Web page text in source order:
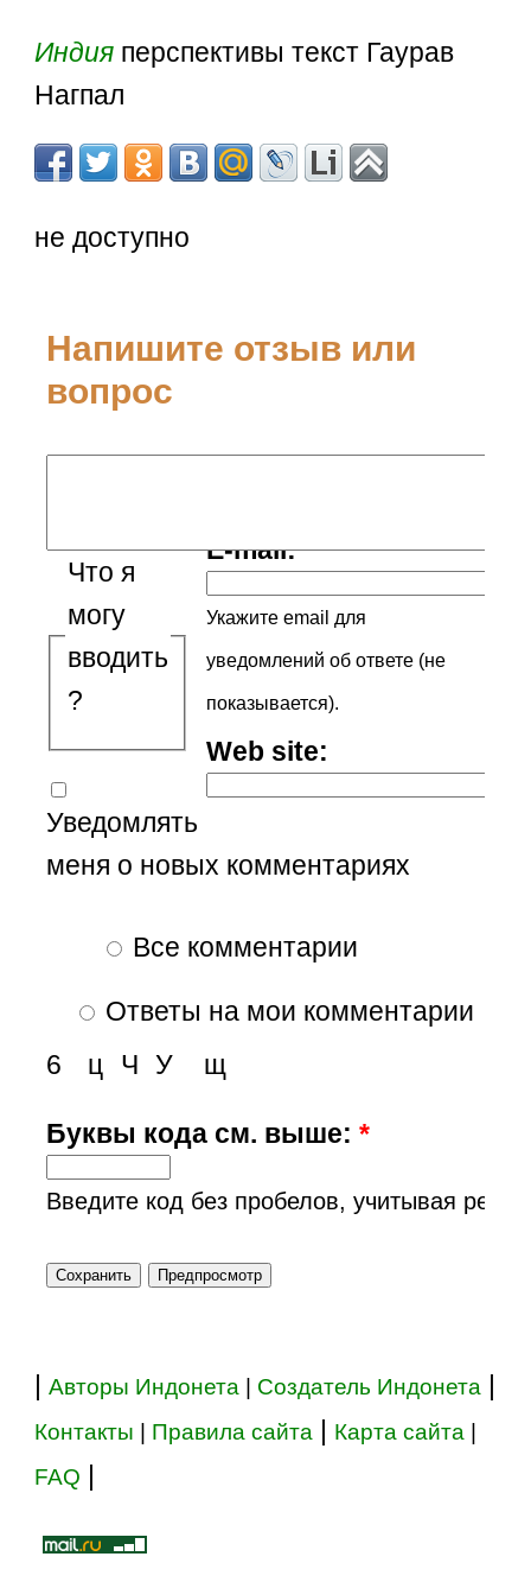
Индия перспективы текст Гаурав
Нагпал
не доступно
Напишите отзыв или
вопрос
E-mail:
Укажите email для
уведомлений об ответе (не
показывается).
Web site:
Что я
могу
вводить
?
Уведомлять
меня о новых комментариях
Все комментарии
Ответы на мои комментарии
ц
6 щ
Ч У
Буквы кода см. выше:*
Введите код без пробелов, учитывая
|Авторы Индонета | Создатель Индонета |
Контакты | Правила сайта | Карта сайта |
FAQ |